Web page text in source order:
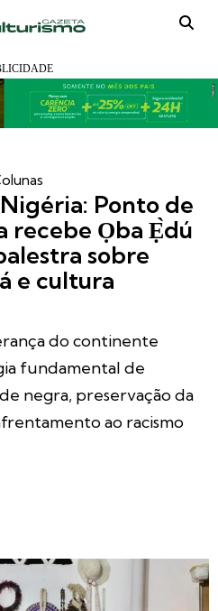
Ponto de
recebe Ọba Ẹ̀dú
sobre
e cultura
do continente
fundamental de
negra, preservação da
ao racismo